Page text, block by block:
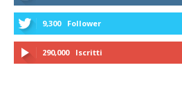
9,300 Follower
290,000 Iscritti